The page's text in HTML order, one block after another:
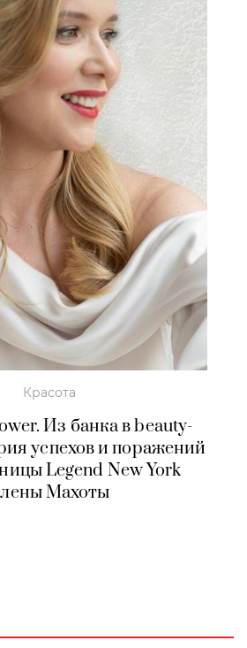
Красота
Из банка в beauty-
успехов и поражений
Legend New York
Махоты